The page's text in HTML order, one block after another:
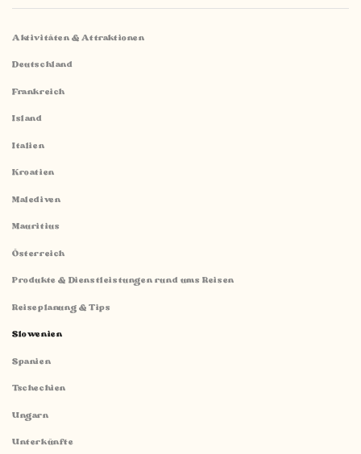
Aktivitäten & Attraktionen
Deutschland
Frankreich
Island
Italien
Kroatien
Malediven
Mauritius
Österreich
Produkte & Dienstleistungen rund ums Reisen
Reiseplanung & Tips
Slowenien
Spanien
Tschechien
Ungarn
Unterkünfte